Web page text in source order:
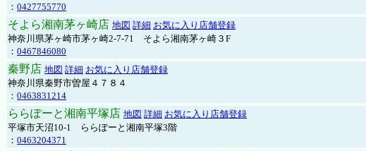
： 0427755770
そよら湘南茅ヶ崎店 地図 詳細 お気に入り店舗登録
神奈川県茅ヶ崎市茅ヶ崎2‐7‐71 そよら湘南茅ヶ崎３F
： 0467846080
秦野店 地図 詳細 お気に入り店舗登録
神奈川県秦野市曽屋４７８４
： 0463831214
ららぽーと湘南平塚店 地図 詳細 お気に入り店舗登録
平塚市天沼10-1 ららぽーと湘南平塚3階
： 0463204371